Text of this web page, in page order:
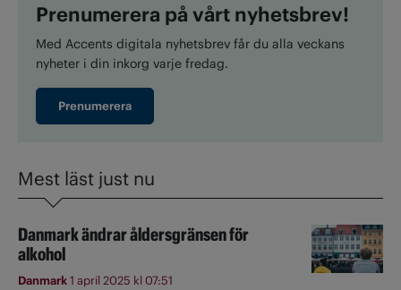
Prenumerera på vårt nyhetsbrev!
Med Accents digitala nyhetsbrev får du alla veckans
nyheter i din inkorg varje fredag.
Prenumerera
Mest läst just nu
Danmark ändrar åldersgränsen för
alkohol
Danmark1 april 2025 kl 07:51